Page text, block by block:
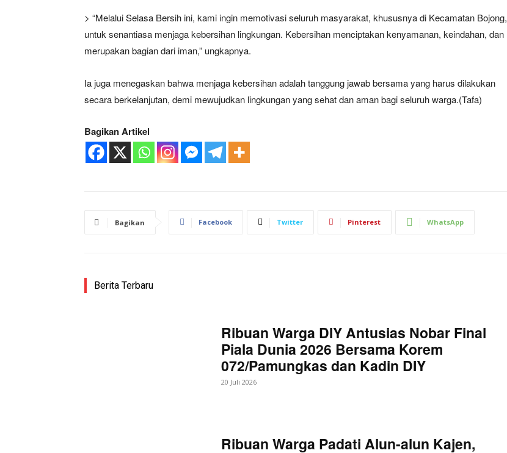
> “Melalui Selasa Bersih ini, kami ingin memotivasi seluruh masyarakat, khususnya di Kecamatan Bojong,
untuk senantiasa menjaga kebersihan lingkungan. Kebersihan menciptakan kenyamanan, keindahan, dan
merupakan bagian dari iman,” ungkapnya.
Ia juga menegaskan bahwa menjaga kebersihan adalah tanggung jawab bersama yang harus dilakukan
secara berkelanjutan, demi mewujudkan lingkungan yang sehat dan aman bagi seluruh warga.(Tafa)
Bagikan Artikel
Bagikan Facebook Twitter Pinterest WhatsApp
Berita Terbaru
Ribuan Warga DIY Antusias Nobar Final
Piala Dunia 2026 Bersama Korem
072/Pamungkas dan Kadin DIY
20 Juli 2026
Ribuan Warga Padati Alun-alun Kajen,